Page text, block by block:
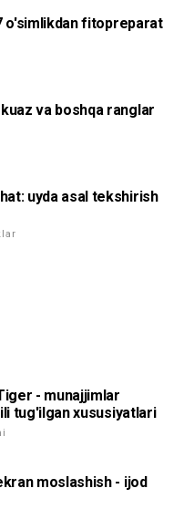
o'simlikdan fitopreparat
va boshqa ranglar
uyda asal tekshirish
- munajjimlar
tug'ilgan xususiyatlari
moslashish - ijod